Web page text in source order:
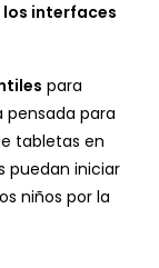
interfaces
para
pensada para
tabletas en
puedan iniciar
niños por la